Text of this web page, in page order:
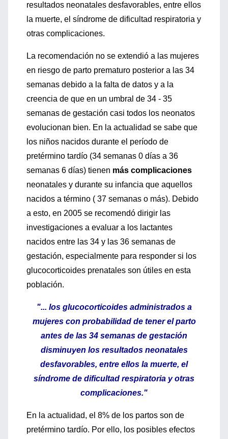
resultados neonatales desfavorables, entre ellos
la muerte, el síndrome de dificultad respiratoria y
otras complicaciones.
La recomendación no se extendió a las mujeres
en riesgo de parto prematuro posterior a las 34
semanas debido a la falta de datos y a la
creencia de que en un umbral de 34 - 35
semanas de gestación casi todos los neonatos
evolucionan bien. En la actualidad se sabe que
los niños nacidos durante el período de
pretérmino tardío (34 semanas 0 días a 36
semanas 6 días) tienen más complicaciones
neonatales y durante su infancia que aquellos
nacidos a término ( 37 semanas o más). Debido
a esto, en 2005 se recomendó dirigir las
investigaciones a evaluar a los lactantes
nacidos entre las 34 y las 36 semanas de
gestación, especialmente para responder si los
glucocorticoides prenatales son útiles en esta
población.
"... los glucocorticoides administrados a
mujeres con probabilidad de tener el parto
antes de las 34 semanas de gestación
disminuyen los resultados neonatales
desfavorables, entre ellos la muerte, el
síndrome de dificultad respiratoria y otras
complicaciones."
En la actualidad, el 8% de los partos son de
pretérmino tardío. Por ello, los posibles efectos